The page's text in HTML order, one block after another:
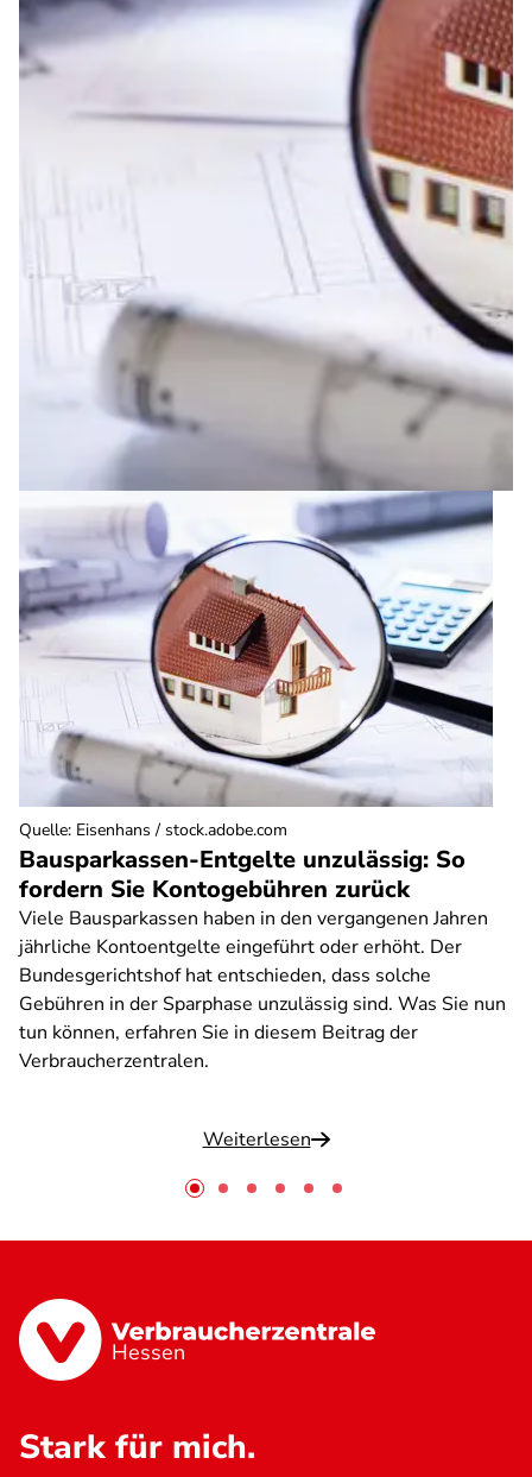
Bausparkassen-Entgelte unzulässig: So
fordern Sie Kontogebühren zurück
Viele Bausparkassen haben in den vergangenen Jahren
jährliche Kontoentgelte eingeführt oder erhöht. Der
Bundesgerichtshof hat entschieden, dass solche
Gebühren in der Sparphase unzulässig sind. Was Sie nun
tun können, erfahren Sie in diesem Beitrag der
Verbraucherzentralen.
Weiterlesen
Quelle: Eisenhans / stock.adobe.com
Hessen
Stark für mich.